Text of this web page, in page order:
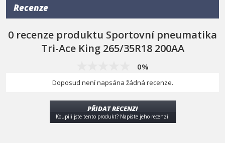
Recenze
0 recenze produktu Sportovní pneumatika
Tri-Ace King 265/35R18 200AA
0%
Doposud není napsána žádná recenze.
PŘIDAT RECENZI
Koupili jste tento produkt? Napište jeho recenzi.